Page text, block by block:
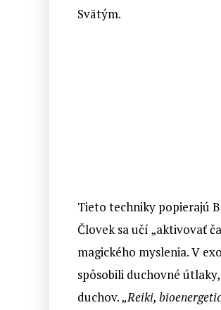
Svätým.
Tieto techniky popierajú
Človek sa učí „aktivovať
magického myslenia. V
spôsobili duchovné
duchov. „Reiki,